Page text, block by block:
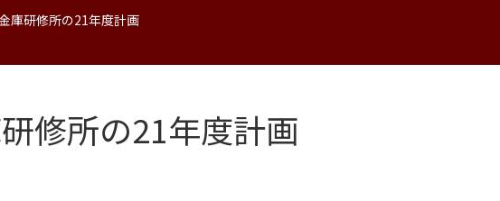
庫研修所の21年度計画
修所の21年度計画